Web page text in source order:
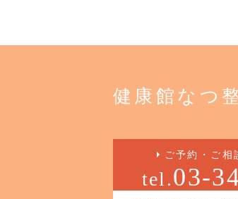
健康館なつ
ご予約・ご相
tel.03-